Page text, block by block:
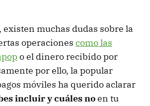
existen muchas dudas sobre la
operaciones como las
o el dinero recibido por
por ello, la popular
móviles ha querido aclarar
incluir y cuáles noen tu